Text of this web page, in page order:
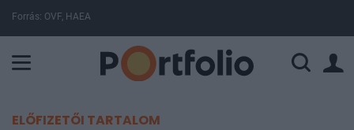
Forrás: OVF, HAEA
ELŐFIZETŐI TARTALOM